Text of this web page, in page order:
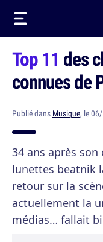
Top 11 des
connues de
Publié dans Musique, le
34 ans après son
lunettes beatnik
retour sur la
actuellement la
médias… fallait